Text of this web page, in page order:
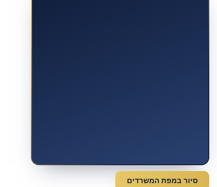
סיור במפת המשרדים